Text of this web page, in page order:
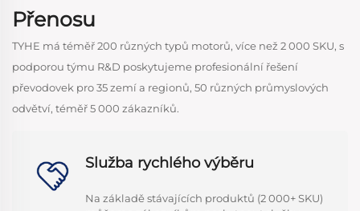
Přenosu
TYHE má téměř 200 různých typů motorů, více než 2 000 SKU, s
podporou týmu R&D poskytujeme profesionální řešení
převodovek pro 35 zemí a regionů, 50 různých průmyslových
odvětví, téměř 5 000 zákazníků.
Služba rychlého výběru
Na základě stávajících produktů (2 000+ SKU)